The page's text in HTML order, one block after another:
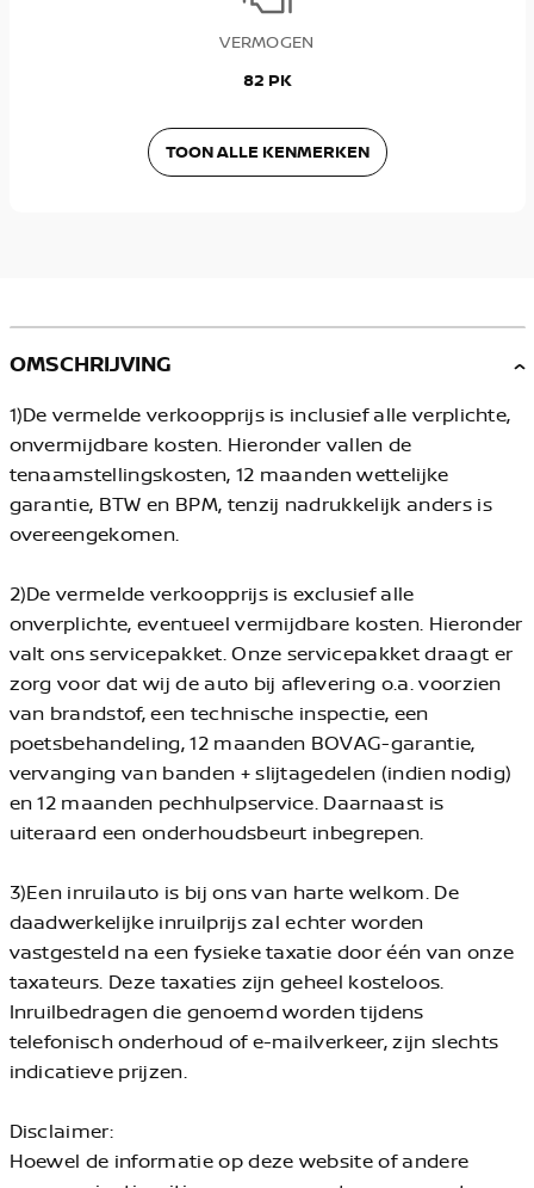
VERMOGEN
82 PK
TOON ALLE KENMERKEN
OMSCHRIJVING
1)De vermelde verkoopprijs is inclusief alle verplichte,
onvermijdbare kosten. Hieronder vallen de
tenaamstellingskosten, 12 maanden wettelijke
garantie, BTW en BPM, tenzij nadrukkelijk anders is
overeengekomen.
2)De vermelde verkoopprijs is exclusief alle
onverplichte, eventueel vermijdbare kosten. Hieronder
valt ons servicepakket. Onze servicepakket draagt er
zorg voor dat wij de auto bij aflevering o.a. voorzien
van brandstof, een technische inspectie, een
poetsbehandeling, 12 maanden BOVAG-garantie,
vervanging van banden + slijtagedelen (indien nodig)
en 12 maanden pechhulpservice. Daarnaast is
uiteraard een onderhoudsbeurt inbegrepen.
3)Een inruilauto is bij ons van harte welkom. De
daadwerkelijke inruilprijs zal echter worden
vastgesteld na een fysieke taxatie door één van onze
taxateurs. Deze taxaties zijn geheel kosteloos.
Inruilbedragen die genoemd worden tijdens
telefonisch onderhoud of e-mailverkeer, zijn slechts
indicatieve prijzen.
Disclaimer:
Hoewel de informatie op deze website of andere